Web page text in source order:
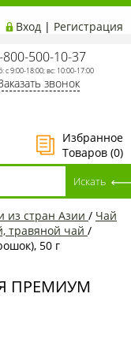
Вход | Регистрация
800-500-10-37
с 9:00-18:00; вс: 10:00-17:00
звонок
Избранное
Товаров (0)
из стран Азии / Чай
травяной чай /
50 г
ПРЕМИУМ